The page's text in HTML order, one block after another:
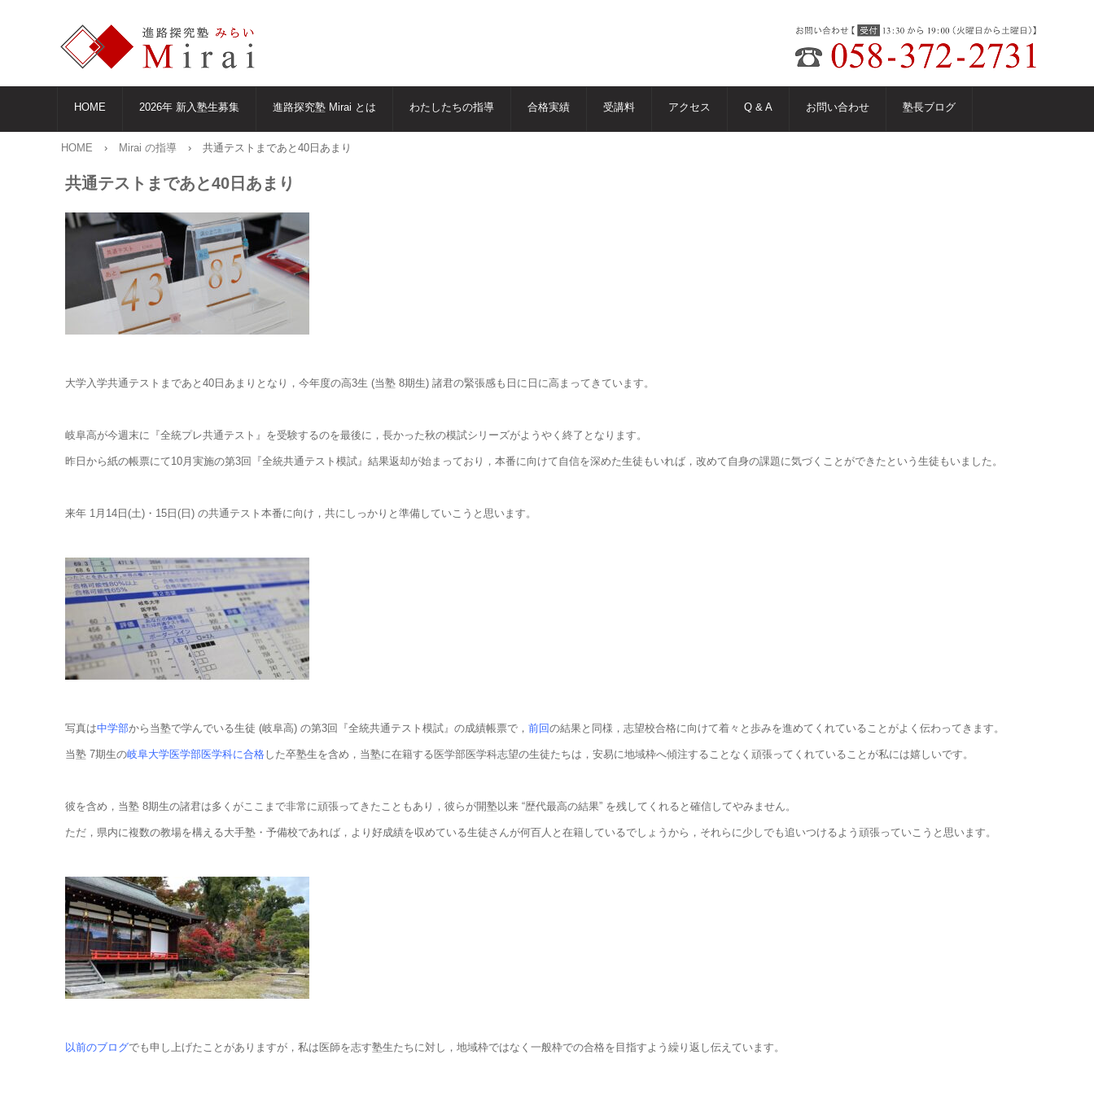
HOME 2026年 新入塾生募集 進路探究塾 Mirai とは わたしたちの指導 合格実績 受講料 アクセス Q & A お問い合わせ 塾長ブログ
HOME › Mirai の指導 › 共通テストまであと40日あまり
共通テストまであと40日あまり
大学入学共通テストまであと40日あまりとなり，今年度の高3生 (当塾 8期生) 諸君の緊張感も日に日に高まってきています。
岐阜高が今週末に『全統プレ共通テスト』を受験するのを最後に，長かった秋の模試シリーズがようやく終了となります。
昨日から紙の帳票にて10月実施の第3回『全統共通テスト模試』結果返却が始まっており，本番に向けて自信を深めた生徒もいれば，改めて自身の課題に気づくことができたという生徒もいました。
来年 1月14日(土)・15日(日) の共通テスト本番に向け，共にしっかりと準備していこうと思います。
写真は中学部から当塾で学んでいる生徒 (岐阜高) の第3回『全統共通テスト模試』の成績帳票で， 前回の結果と同様，志望校合格に向けて着々と歩みを進めてくれていることがよく伝わってきます。
当塾 7期生の岐阜大学医学部医学科に合格した卒塾生を含め，当塾に在籍する医学部医学科志望の生徒たちは，安易に地域枠へ傾注することなく頑張ってくれていることが私には嬉しいです。
彼を含め，当塾 8期生の諸君は多くがここまで非常に頑張ってきたこともあり，彼らが開塾以来 “歴代最高の結果” を残してくれると確信してやみません。
ただ，県内に複数の教場を構える大手塾・予備校であれば，より好成績を収めている生徒さんが何百人と在籍しているでしょうから，それらに少しでも追いつけるよう頑張っていこうと思います。
以前のブログでも申し上げたことがありますが，私は医師を志す塾生たちに対し，地域枠ではなく一般枠での合格を目指すよう繰り返し伝えています。